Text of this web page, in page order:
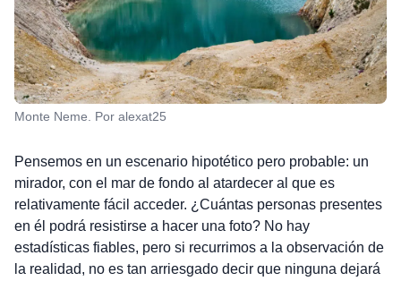
Monte Neme. Por alexat25
Pensemos en un escenario hipotético pero probable: un
mirador, con el mar de fondo al atardecer al que es
relativamente fácil acceder. ¿Cuántas personas presentes
en él podrá resistirse a hacer una foto? No hay
estadísticas fiables, pero si recurrimos a la observación de
la realidad, no es tan arriesgado decir que ninguna dejará